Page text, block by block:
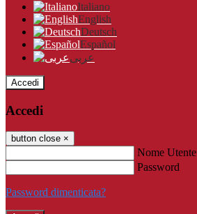
Italiano
English
Deutsch
Español
عربى
Accedi
Accedi
button close ×
Nome Utente
Password
Password dimenticata?